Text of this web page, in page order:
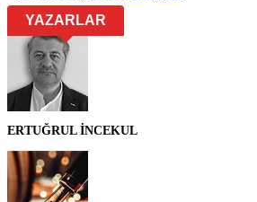
YAZARLAR
ERTUĞRUL İNCEKUL